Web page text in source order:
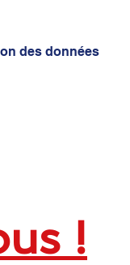
des données
!